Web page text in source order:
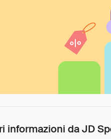
informazioni da JD